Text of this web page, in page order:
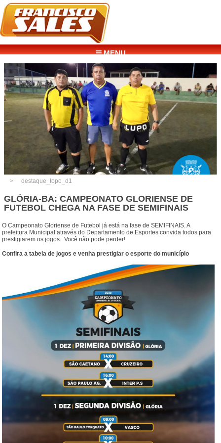
☰ MENU
destaque_topo_d1
GLÓRIA-BA: CAMPEONATO GLORIENSE DE
FUTEBOL CHEGA NA FASE DE SEMIFINAIS
O Campeonato Gloriense de Futebol já está na fase de SEMIFINAIS. A
prefeitura Municipal através do Departamento de Esportes convida todos para
prestigiarem os jogos. Você não pode perder!
Confira a tabela de jogos e venha prestigiar o esporte do município